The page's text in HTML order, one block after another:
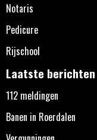
Notaris
Pedicure
Rijschool
Laatste berichten
112 meldingen
Banen in Roerdalen